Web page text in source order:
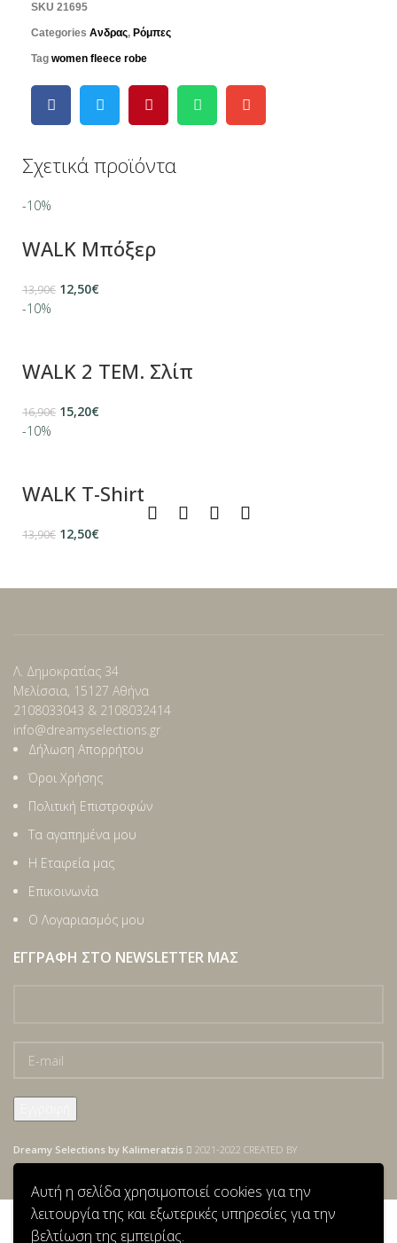
Αυτή η σελίδα χρησιμοποιεί cookies για την
λειτουργία της και εξωτερικές υπηρεσίες για την
βελτίωση της εμπειρίας.
SKU 21695
Categories Ανδρας, Ρόμπες
Tag women fleece robe
Σχετικά προϊόντα
-10%
WALK Μπόξερ
13,90€ 12,50€
-10%
WALK 2 ΤΕΜ. Σλίπ
16,90€ 15,20€
-10%
WALK T-Shirt
13,90€ 12,50€
Λ. Δημοκρατίας 34
Μελίσσια, 15127 Αθήνα
2108033043 & 2108032414
info@dreamyselections.gr
Δήλωση Απορρήτου
Όροι Χρήσης
Πολιτική Επιστροφών
Τα αγαπημένα μου
Η Εταιρεία μας
Επικοινωνία
Ο Λογαριασμός μου
ΕΓΓΡΑΦΉ ΣΤΟ NEWSLETTER ΜΑΣ
Dreamy Selections by Kalimeratzis
2021-2022 CREATED BY
vassilisdesign